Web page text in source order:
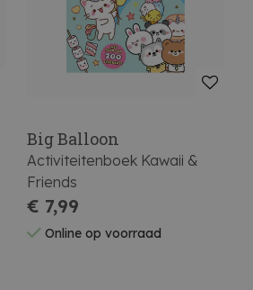
Big Balloon
Activiteitenboek Kawaii &
Friends
€ 7,99
Online op voorraad